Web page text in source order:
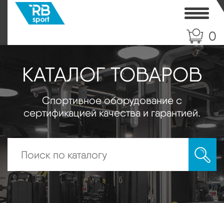
0
КАТАЛОГ ТОВАРОВ
Спортивное оборудование с
сертификацией качества и гарантией.